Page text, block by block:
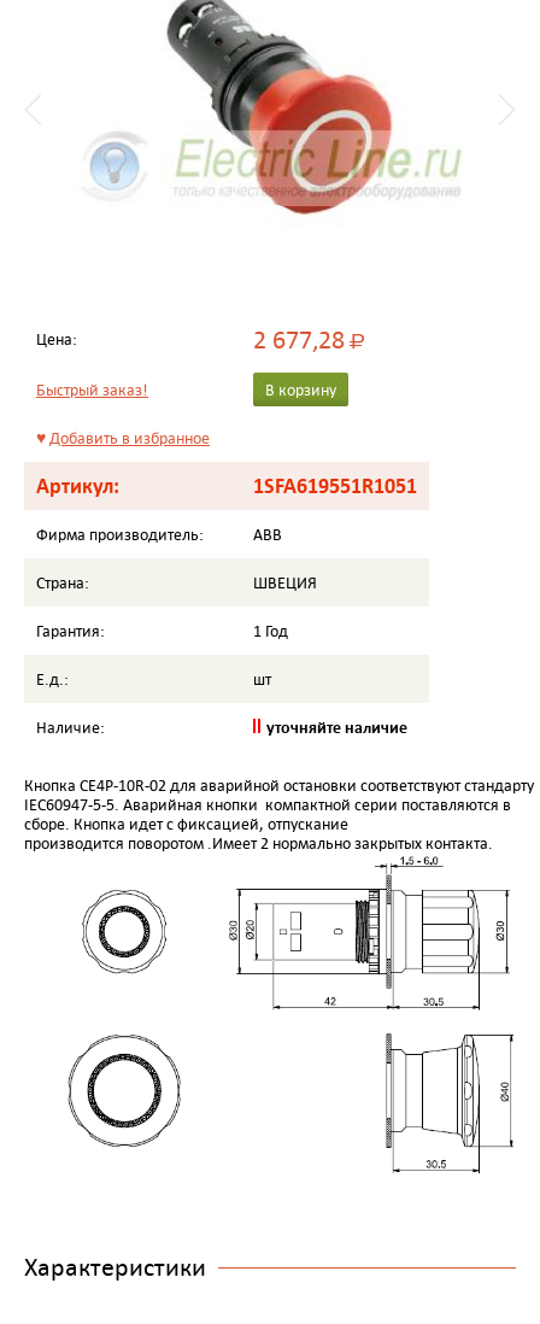
Цена: 2 677,28Р
Быстрый заказ! В корзину
♥Добавить в избранное
Артикул: 1SFA619551R1051
Фирма производитель: ABB
Страна: ШВЕЦИЯ
Гарантия: 1 Год
Е.д.: шт
Наличие: уточняйте наличие
Кнопка CE4P-10R-02 для аварийной остановки соответствуют стандарту
IEC60947-5-5. Аварийная кнопки компактной серии поставляются в
сборе. Кнопка идет с фиксацией, отпускание
производится поворотом .Имеет 2 нормально закрытых контакта.
Характеристики